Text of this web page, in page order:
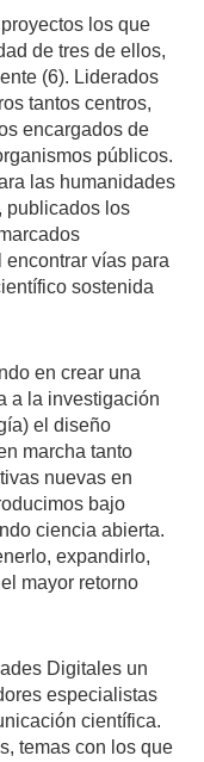
los que
de tres de ellos,
(6). Liderados
tantos centros,
encargados de
públicos.
las humanidades
publicados los
vías para
sostenida
en crear una
a la investigación
el diseño
marcha tanto
nuevas en
bajo
ciencia abierta.
expandirlo,
mayor retorno
Digitales un
especialistas
científica.
temas con los que